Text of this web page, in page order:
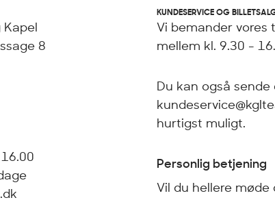
Kapel
8
KUNDESERVICE OG
Vi bemander vores
mellem kl. 9.30 -
Du kan også sende
hurtigst muligt.
Personlig betjening
Vil du hellere møde